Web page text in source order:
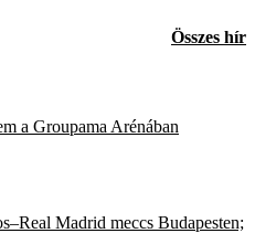
Összes hír
a Groupama Arénában
Madrid meccs Budapesten;